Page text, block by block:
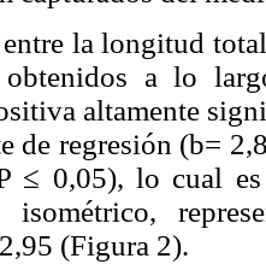
la longitud
a lo
altamente
de regresión (b=
≤ 0,05), lo cual es
isométrico,
(Figura 2).